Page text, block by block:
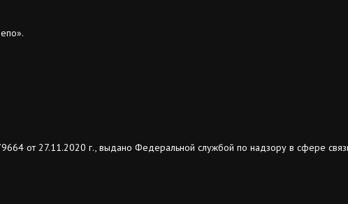
от 27.11.2020 г., выдано Федеральной службой по надзору в сфере